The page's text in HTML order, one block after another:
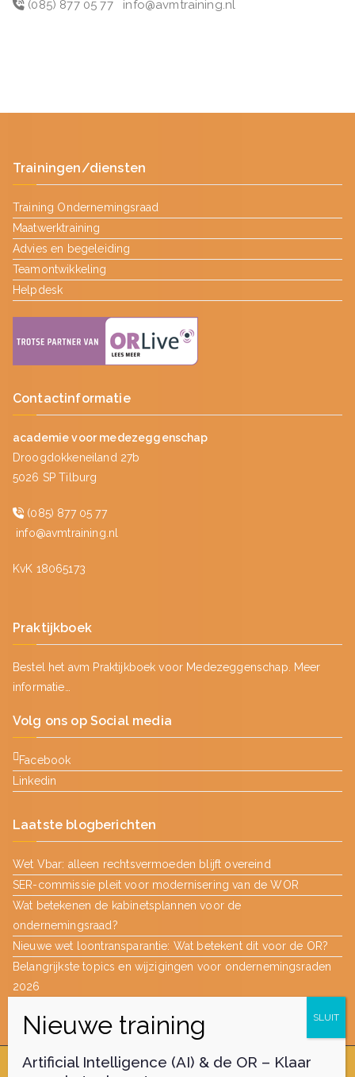
(085) 877 05 77 info@avmtraining.nl
Trainingen/diensten
Training Ondernemingsraad
Maatwerktraining
Advies en begeleiding
Teamontwikkeling
Helpdesk
Contactinformatie
academie voor medezeggenschap
Droogdokkeneiland 27b
5026 SP Tilburg
(085) 877 05 77
info@avmtraining.nl
KvK 18065173
Praktijkboek
Bestel het avm Praktijkboek voor Medezeggenschap.
Meer
informatie…
Volg ons op Social media
Facebook
Linkedin
Laatste blogberichten
Wet Vbar: alleen rechtsvermoeden blijft overeind
SER-commissie pleit voor modernisering van de WOR
Wat betekenen de kabinetsplannen voor de
ondernemingsraad?
Nieuwe wet loontransparantie: Wat betekent dit voor de OR?
Belangrijkste topics en wijzigingen voor ondernemingsraden
2026
Artificial Intelligence (AI) & de OR – Klaar